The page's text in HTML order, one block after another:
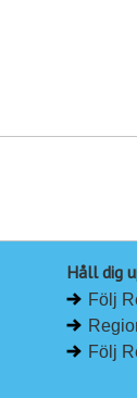
Håll dig
Följ
Följ